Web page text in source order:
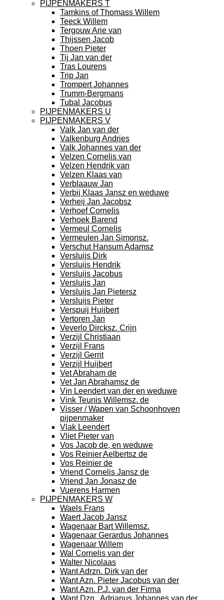
PIJPENMAKERS T
Tamkins of Thomass Willem
Teeck Willem
Tergouw Arie van
Thijssen Jacob
Thoen Pieter
Tij Jan van der
Tras Lourens
Trip Jan
Trompert Johannes
Trumm-Bergmans
Tubal Jacobus
PIJPENMAKERS U
PIJPENMAKERS V
Valk Jan van der
Valkenburg Andries
Valk Johannes van der
Velzen Cornelis van
Velzen Hendrik van
Velzen Klaas van
Verblaauw Jan
Verbij Klaas Jansz en weduwe
Verheij Jan Jacobsz
Verhoef Cornelis
Verhoek Barend
Vermeul Cornelis
Vermeulen Jan Simonsz.
Verschut Hansum Adamsz
Versluijs Dirk
Versluijs Hendrik
Versluijs Jacobus
Versluijs Jan
Versluijs Jan Pietersz
Versluijs Pieter
Verspuij Huijbert
Vertoren Jan
Veverlo Dircksz. Crijn
Verzijl Christiaan
Verzijl Frans
Verzijl Gerrit
Verzijl Huijbert
Vet Abraham de
Vet Jan Abrahamsz de
Vin Leendert van der en weduwe
Vink Teunis Willemsz. de
Visser / Wapen van Schoonhoven
pijpenmaker
Vlak Leendert
Vliet Pieter van
Vos Jacob de, en weduwe
Vos Reinier Aelbertsz de
Vos Reinier de
Vriend Cornelis Jansz de
Vriend Jan Jonasz de
Vuerens Harmen
PIJPENMAKERS W
Waels Frans
Waert Jacob Jansz
Wagenaar Bart Willemsz.
Wagenaar Gerardus Johannes
Wagenaar Willem
Wal Cornelis van der
Walter Nicolaas
Want Adrzn. Dirk van der
Want Azn. Pieter Jacobus van der
Want Azn. P.J. van der Firma
Want Dzn., Adrianus Johannes van der